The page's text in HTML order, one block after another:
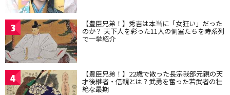
3 【豊臣兄弟！】秀吉は本当に「女狂い」だった
のか？ 天下人を彩った11人の側室たちを時系列
で一挙紹介
4 【豊臣兄弟！】22歳で散った長宗我部元親の天
才後継者・信親とは？武勇を奮った若武者の壮
絶な最期